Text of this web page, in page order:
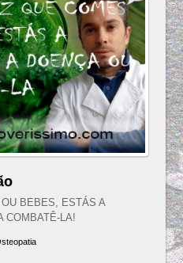
BEBES, ESTÁS A
COMBATÊ-LA!